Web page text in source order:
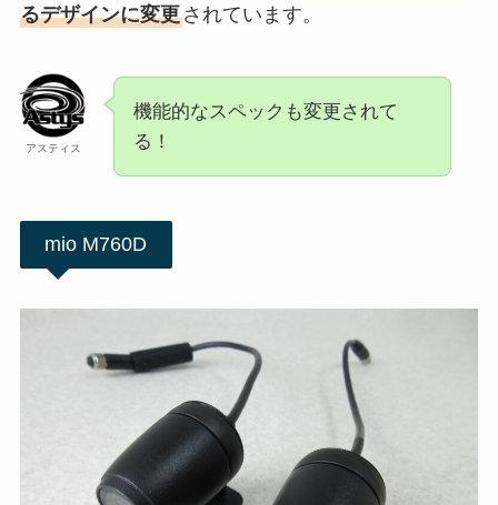
るデザインに変更されています。
アスティス
機能的なスペックも変更されて
る！
mio M760D